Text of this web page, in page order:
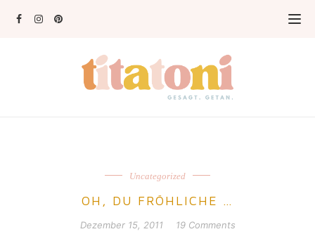
Uncategorized
OH, DU FRÖHLICHE …
Dezember 15, 2011 19 Comments